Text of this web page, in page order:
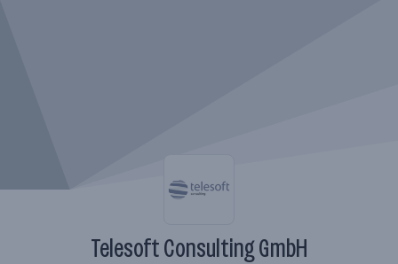
Telesoft Consulting GmbH